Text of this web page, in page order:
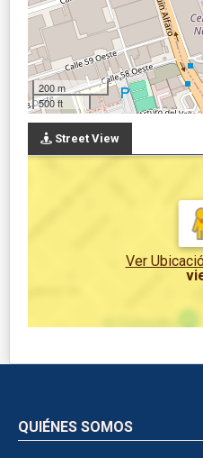
200 m
500 ft
Street View
Ver
QUIÉNES SOMOS